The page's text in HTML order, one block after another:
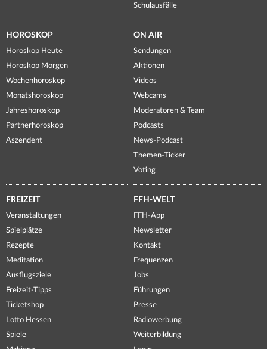
Schulausfälle
HOROSKOP
Horoskop Heute
Horoskop Morgen
Wochenhoroskop
Monatshoroskop
Jahreshoroskop
Partnerhoroskop
Aszendent
ON AIR
Sendungen
Aktionen
Videos
Webcams
Moderatoren & Team
Podcasts
News-Podcast
Themen-Ticker
Voting
FREIZEIT
Veranstaltungen
Spielplätze
Rezepte
Meditation
Ausflugsziele
Freizeit-Tipps
Ticketshop
Lotto Hessen
Spiele
FFH-WELT
FFH-App
Newsletter
Kontakt
Frequenzen
Jobs
Führungen
Presse
Radiowerbung
Weiterbildung